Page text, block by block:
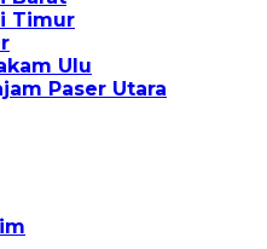
Timur
Ulu
Paser Utara